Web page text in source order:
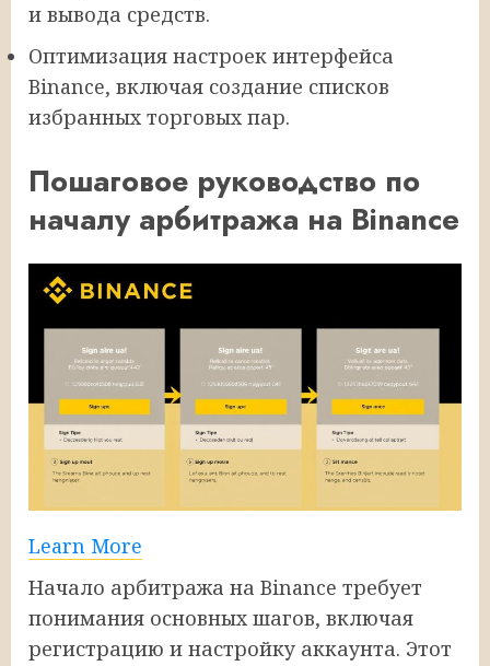
и вывода средств.
Оптимизация настроек интерфейса
Binance, включая создание списков
избранных торговых пар.
Пошаговое руководство по
началу арбитража на Binance
Learn More
Начало арбитража на Binance требует
понимания основных шагов, включая
регистрацию и настройку аккаунта. Этот